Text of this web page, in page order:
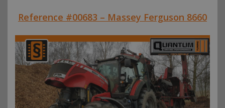
Reference #00683 – Massey Ferguson 8660